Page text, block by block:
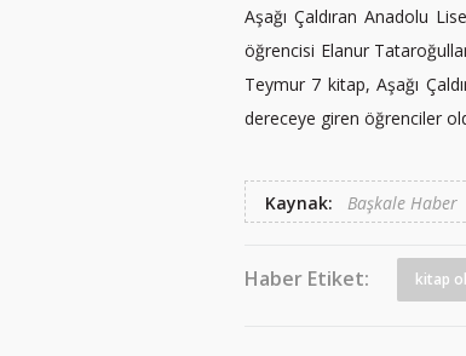
Aşağı Çaldıran Anadolu
öğrencisi Elanur
Teymur 7 kitap, Aşağı
dereceye giren öğrenciler
Kaynak: Başkale Haber
Haber Etiket: kitap